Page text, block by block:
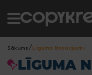
Sākums Līguma Nosacījumi
LĪGUMA